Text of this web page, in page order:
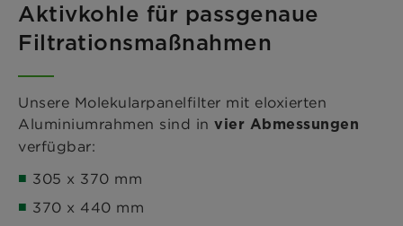
Aktivkohle für passgenaue
Filtrationsmaßnahmen
Unsere Molekularpanelfilter mit eloxierten
Aluminiumrahmen sind in vier Abmessungen
verfügbar:
305 x 370 mm
370 x 440 mm